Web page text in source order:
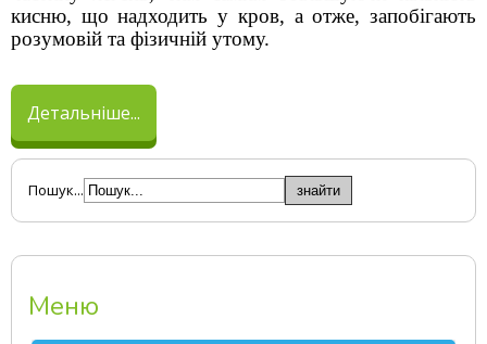
кисню, що надходить у кров, а отже, запобігають
розумовій та фізичній утому.
Детальніше...
Пошук...
Меню